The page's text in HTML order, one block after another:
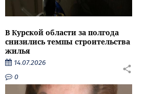
В Курской области за полгода
снизились темпы строительства
жилья
14.07.2026
0